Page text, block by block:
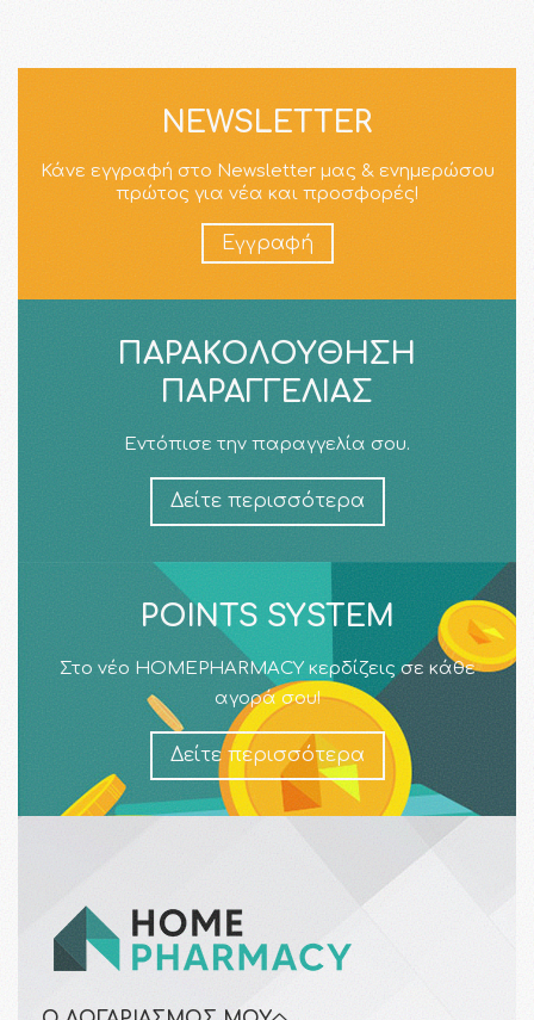
NEWSLETTER
Κάνε εγγραφή στο Newsletter μας & ενημερώσου
πρώτος για νέα και προσφορές!
Εγγραφή
ΠΑΡΑΚΟΛΟΎΘΗΣΗ
ΠΑΡΑΓΓΕΛΊΑΣ
Εντόπισε την παραγγελία σου.
Δείτε περισσότερα
POINTS SYSTEM
Στο νέο HOMEPHARMACY κερδίζεις σε κάθε
αγορά σου!
Δείτε περισσότερα